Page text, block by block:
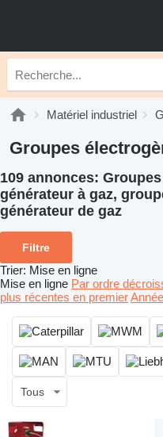
Matériel industriel
Groupes
109 annonces:
générateur à gaz,
générateur de gaz
Filtre
Trier: Mise en ligne
Mise en ligne Par ordre
plus récentes en premier
Tous